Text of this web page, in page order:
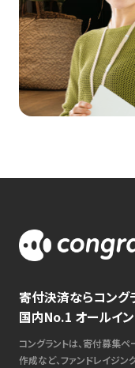
寄付決済ならコング
国内No.1 オールイ
コングラントは、寄付募集
作成など、ファンドレイジ